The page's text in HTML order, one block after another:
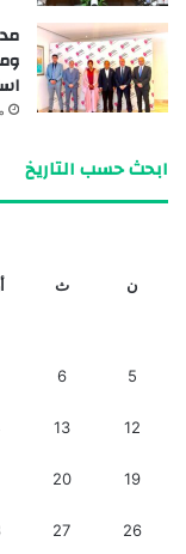
ابحث حسب التاريخ
ن ث
5
6
12
13
19
20
26
27